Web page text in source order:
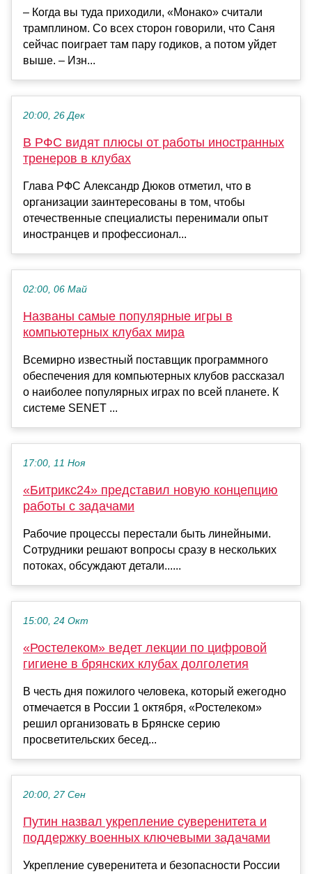
– Когда вы туда приходили, «Монако» считали
трамплином. Со всех сторон говорили, что Саня
сейчас поиграет там пару годиков, а потом уйдет
выше. – Изн...
20:00, 26 Дек
В РФС видят плюсы от работы иностранных
тренеров в клубах
Глава РФС Александр Дюков отметил, что в
организации заинтересованы в том, чтобы
отечественные специалисты перенимали опыт
иностранцев и профессионал...
02:00, 06 Май
Названы самые популярные игры в
компьютерных клубах мира
Всемирно известный поставщик программного
обеспечения для компьютерных клубов рассказал
о наиболее популярных играх по всей планете. К
системе SENET ...
17:00, 11 Ноя
«Битрикс24» представил новую концепцию
работы с задачами
Рабочие процессы перестали быть линейными.
Сотрудники решают вопросы сразу в нескольких
потоках, обсуждают детали......
15:00, 24 Окт
«Ростелеком» ведет лекции по цифровой
гигиене в брянских клубах долголетия
В честь дня пожилого человека, который ежегодно
отмечается в России 1 октября, «Ростелеком»
решил организовать в Брянске серию
просветительских бесед...
20:00, 27 Сен
Путин назвал укрепление суверенитета и
поддержку военных ключевыми задачами
Укрепление суверенитета и безопасности России